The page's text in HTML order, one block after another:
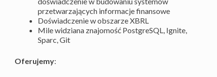
przetwarzających informacje finansowe
Doświadczenie w obszarze XBRL
Mile widziana znajomość PostgreSQL, Ignite,
Sparc, Git
Oferujemy: